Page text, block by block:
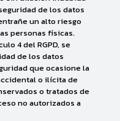
de los datos
un alto riesgo
personas físicas.
4 del RGPD, se
de los datos
que ocasione la
o ilícita de
o tratados de
no autorizados a